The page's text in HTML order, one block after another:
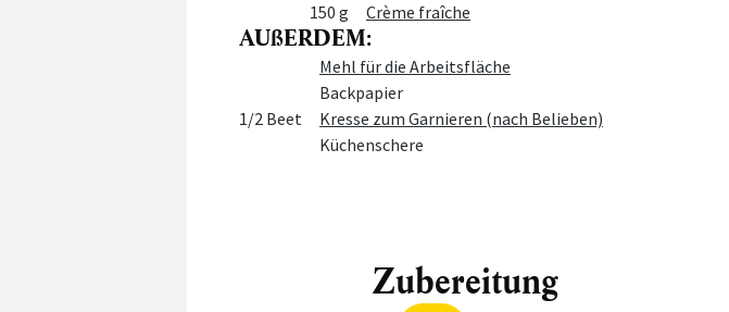
150 g
Crème fraîche
AUßERDEM:
ZutatMehl für die Arbeitsfläche
Backpapier
1/2 Beet
Kresse zum Garnieren (nach Belieben)
Küchenschere
Zubereitung